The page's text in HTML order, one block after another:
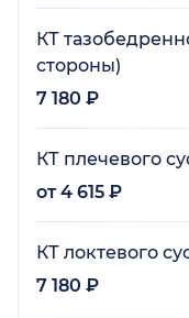
КТ
стороны)
7 180 ₽
КТ плечевого
от 4 615 ₽
КТ локтевого
7 180 ₽